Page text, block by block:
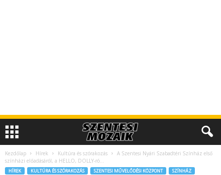
Kezdőlap Hírek Kultúra és szórakozás
A Szentesi Nyári Szabadtéri Színház első
színházi előadásáról, a HELLO, DOLLY-ró…
HÍREK KULTÚRA ÉS SZÓRAKOZÁS SZENTESI MŰVELŐDÉSI KÖZPONT SZÍNHÁZ